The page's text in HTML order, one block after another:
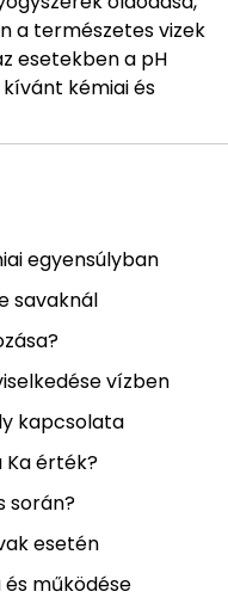
a természetes vizek
esetekben a pH
kémiai és
egyensúlyban
savaknál
vízben
kapcsolata
Ka érték?
során?
esetén
működése